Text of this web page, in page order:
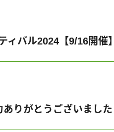
バル2024【9/16開催】
りがとうございました